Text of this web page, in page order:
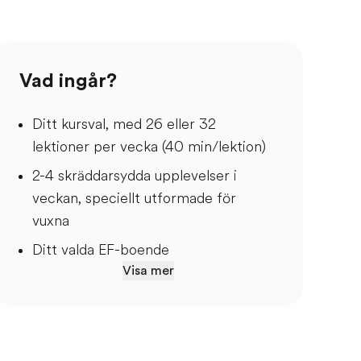
Vad ingår?
Ditt kursval, med 26 eller 32
lektioner per vecka (40 min/lektion)
2-4 skräddarsydda upplevelser i
veckan, speciellt utformade för
vuxna
Ditt valda EF-boende
Visa mer